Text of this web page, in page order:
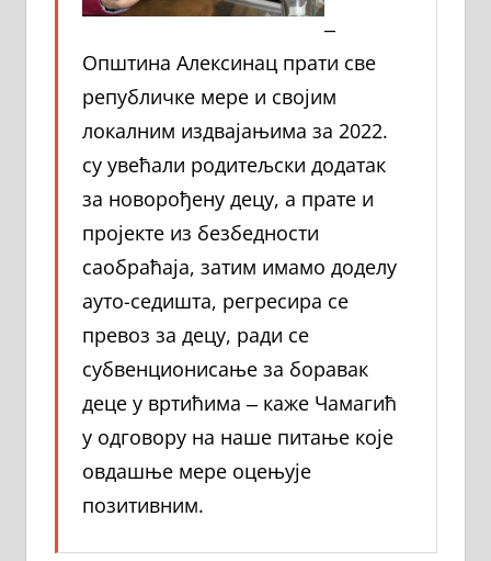
‒
Општина Алексинац прати све
републичке мере и својим
локалним издвајањима за 2022.
су увећали родитељски додатак
за новорођену децу, а прате и
пројекте из безбедности
саобраћаја, затим имамо доделу
ауто-седишта, регресира се
превоз за децу, ради се
субвенционисање за боравак
деце у вртићима ‒ каже Чамагић
у одговору на наше питање које
овдашње мере оцењује
позитивним.